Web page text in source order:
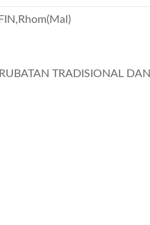
TRADISIONAL DAN